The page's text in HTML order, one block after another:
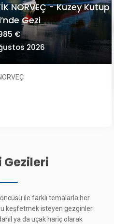
TONUYLA SLOVENYA
€
2026
ile farklı temalarla her
keşfetmek isteyen gezginler
ya da uçak hariç olarak